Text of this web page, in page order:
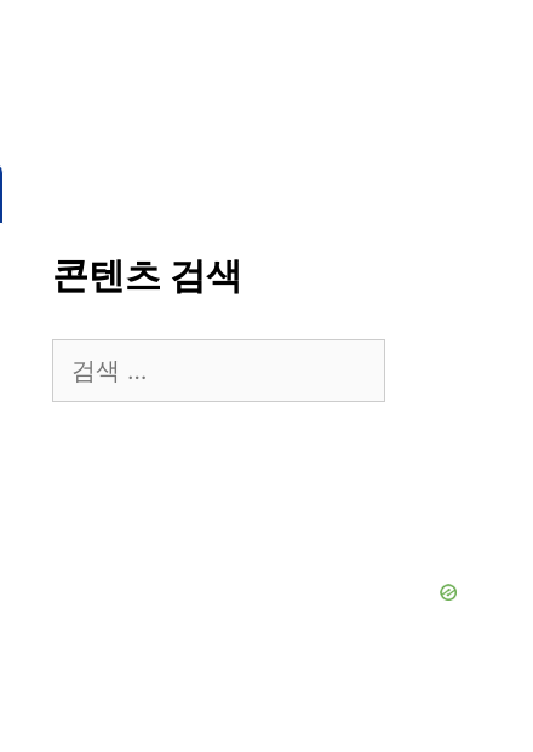
콘텐츠 검색
색: